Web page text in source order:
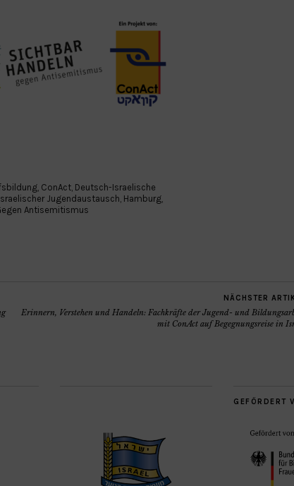
, ConAct, Deutsch-Israelische
Jugendaustausch, Hamburg,
Antisemitismus
NÄCHSTER
Erinnern, Verstehen und Handeln: Fachkräfte der Jugend- und
mit ConAct auf Begegnungsreise in
GEFÖRDERT